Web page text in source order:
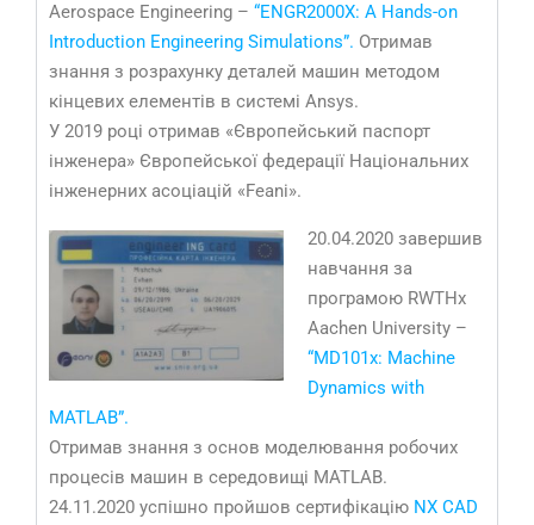
Aerospace Engineering – “ENGR2000X: A Hands-on
Introduction Engineering Simulations”. Отримав
знання з розрахунку деталей машин методом
кінцевих елементів в системі Ansys.
У 2019 році отримав «Європейський паспорт
інженера» Європейської федерації Національних
інженерних асоціацій «Feani».
20.04.2020 завершив
навчання за
програмою RWTHx
Aachen University –
“MD101x: Machine
Dynamics with
MATLAB”.
Отримав знання з основ моделювання робочих
процесів машин в середовищі MATLAB.
24.11.2020 успішно пройшов сертифікацію NX CAD